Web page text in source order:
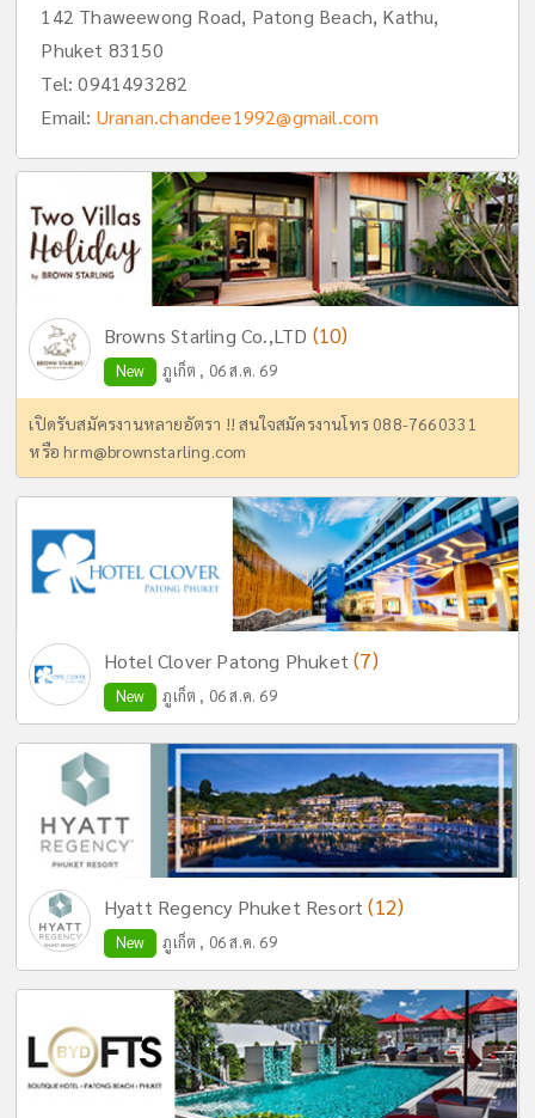
142 Thaweewong Road, Patong Beach, Kathu,
Phuket 83150
Tel:0941493282
Email: Uranan.chandee1992@gmail.com
Browns Starling Co.,LTD (10)
New ภูเก็ต , 06 ส.ค. 69
เปิดรับสมัครงานหลายอัตรา !! สนใจสมัครงานโทร 088-7660331
หรือhrm@brownstarling.com
Hotel Clover Patong Phuket(7)
New ภูเก็ต , 06 ส.ค. 69
Hyatt Regency Phuket Resort(12)
New ภูเก็ต , 06 ส.ค. 69